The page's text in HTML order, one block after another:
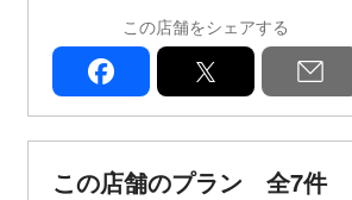
この店舗をシェアする
facebook
この店舗のプラン 全7件